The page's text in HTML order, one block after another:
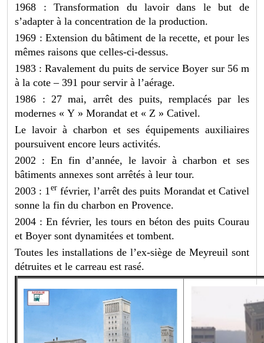
1968 : Transformation du lavoir dans le but de
s’adapter à la concentration de la production.
1969 : Extension du bâtiment de la recette, et pour les
mêmes raisons que celles-ci-dessus.
1983 : Ravalement du puits de service Boyer sur 56 m
à la cote – 391 pour servir à l’aérage.
1986 : 27 mai, arrêt des puits, remplacés par les
modernes « Y » Morandat et « Z » Cativel.
Le lavoir à charbon et ses équipements auxiliaires
poursuivent encore leurs activités.
2002 : En fin d’année, le lavoir à charbon et ses
bâtiments annexes sont arrêtés à leur tour.
2003 : 1 erfévrier, l’arrêt des puits Morandat et Cativel
sonne la fin du charbon en Provence.
2004 : En février, les tours en béton des puits Courau
et Boyer sont dynamitées et tombent.
Toutes les installations de l’ex-siège de Meyreuil sont
détruites et le carreau est rasé.